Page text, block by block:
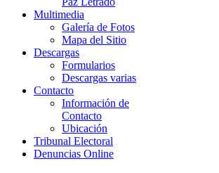
Multimedia
Galería de Fotos
Mapa del Sitio
Descargas
Formularios
Descargas varias
Contacto
Información de
Contacto
Ubicación
Tribunal Electoral
Denuncias Online